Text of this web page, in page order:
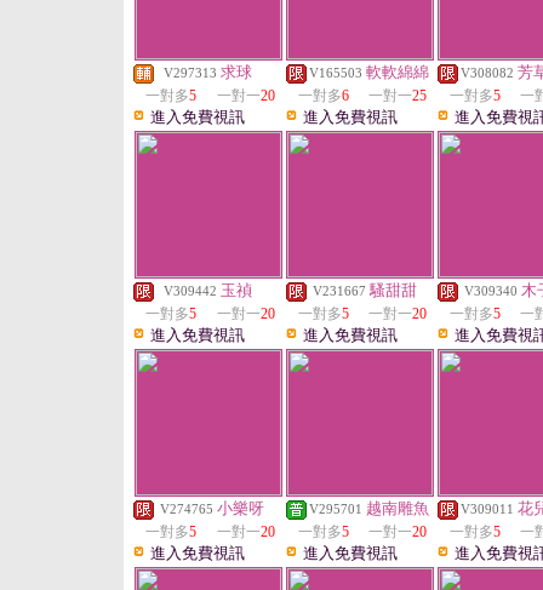
V297313 求球
一對多5 一對一20
進入免費視訊
V165503 軟軟綿綿
一對多6 一對一25
進入免費視訊
V308082 芳
一對多5 一
進入免費視
V309442 玉禎
一對多5 一對一20
進入免費視訊
V231667 騷甜甜
一對多5 一對一20
進入免費視訊
V309340 木
一對多5 一
進入免費視
V274765 小樂呀
一對多5 一對一20
進入免費視訊
V295701 越南雕魚
一對多5 一對一20
進入免費視訊
V309011 花
一對多5 一
進入免費視